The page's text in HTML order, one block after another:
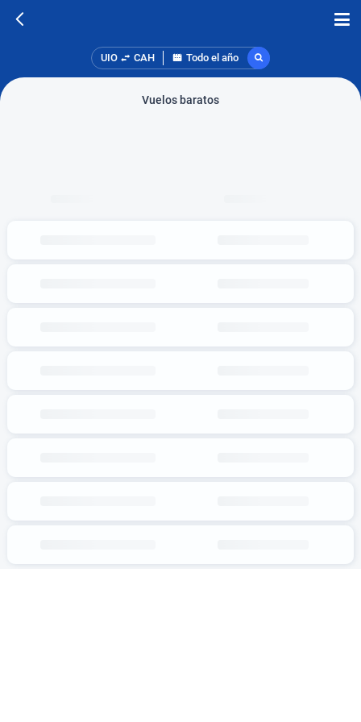
UIO CAH Todo el año
Vuelos baratos